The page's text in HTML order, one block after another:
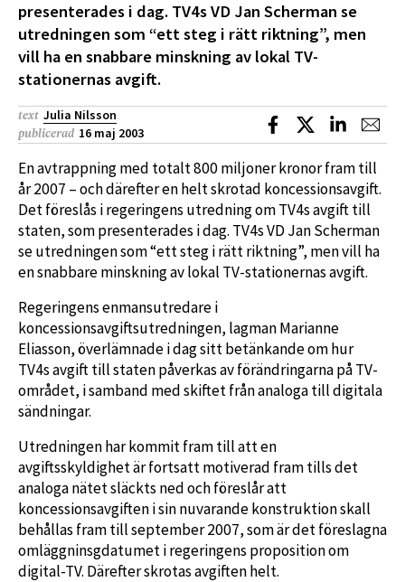
presenterades i dag. TV4s VD Jan Scherman se
utredningen som “ett steg i rätt riktning”, men
vill ha en snabbare minskning av lokal TV-
stationernas avgift.
text Julia Nilsson
publicerad 16 maj 2003
Dela på Facebook
Dela på XDela på
En avtrappning med totalt 800 miljoner kronor fram till
år 2007 – och därefter en helt skrotad koncessionsavgift.
Det föreslås i regeringens utredning om TV4s avgift till
staten, som presenterades i dag. TV4s VD Jan Scherman
se utredningen som “ett steg i rätt riktning”, men vill ha
en snabbare minskning av lokal TV-stationernas avgift.
Regeringens enmansutredare i
koncessionsavgiftsutredningen, lagman Marianne
Eliasson, överlämnade i dag sitt betänkande om hur
TV4s avgift till staten påverkas av förändringarna på TV-
området, i samband med skiftet från analoga till digitala
sändningar.
Utredningen har kommit fram till att en
avgiftsskyldighet är fortsatt motiverad fram tills det
analoga nätet släckts ned och föreslår att
koncessionsavgiften i sin nuvarande konstruktion skall
behållas fram till september 2007, som är det föreslagna
omläggninsgdatumet i regeringens proposition om
digital-TV. Därefter skrotas avgiften helt.